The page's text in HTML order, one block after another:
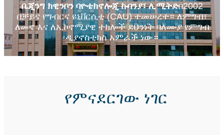
ቤጂንግ ክዊንቦን ባዮቴክኖሎጂ ኩባንያ፣ ሊሚትድበ2002
በቻይና የግብርና ዩኒቨርሲቲ (CAU) ተመሠረተ። ለምግብ፣
ለመኖ እና ለኢኮኖሚያዊ ተክሎች ደህንነት ባለሙያ የምግብ
ዲያኖስቲክስ አምራች ነው።
የምናደርገው ነገር